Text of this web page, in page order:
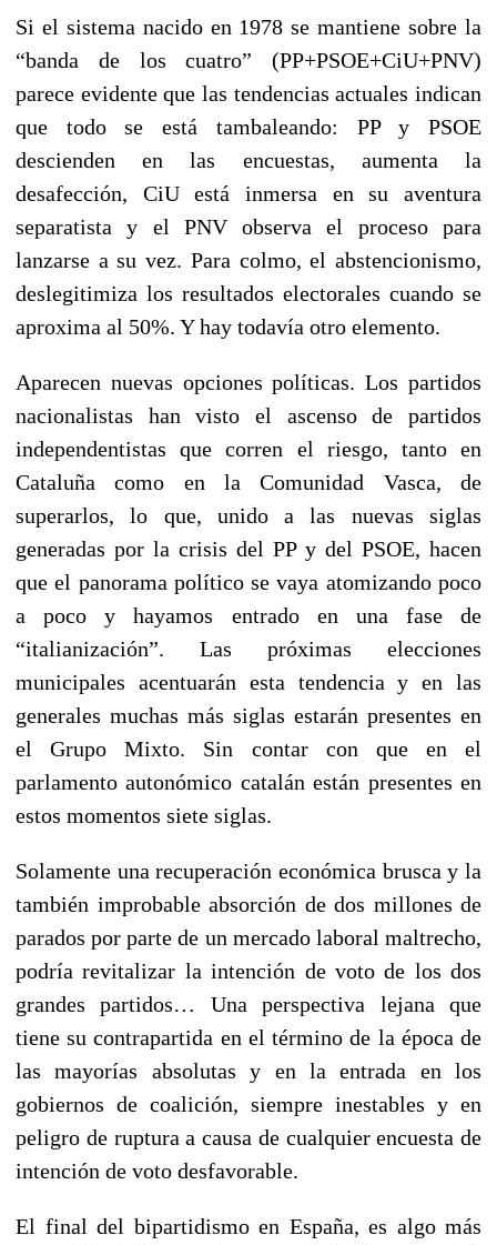
Si el sistema nacido en 1978 se mantiene sobre la
“banda de los cuatro” (PP+PSOE+CiU+PNV)
parece evidente que las tendencias actuales indican
que todo se está tambaleando: PP y PSOE
descienden en las encuestas, aumenta la
desafección, CiU está inmersa en su aventura
separatista y el PNV observa el proceso para
lanzarse a su vez. Para colmo, el abstencionismo,
deslegitimiza los resultados electorales cuando se
aproxima al 50%. Y hay todavía otro elemento.
Aparecen nuevas opciones políticas. Los partidos
nacionalistas han visto el ascenso de partidos
independentistas que corren el riesgo, tanto en
Cataluña como en la Comunidad Vasca, de
superarlos, lo que, unido a las nuevas siglas
generadas por la crisis del PP y del PSOE, hacen
que el panorama político se vaya atomizando poco
a poco y hayamos entrado en una fase de
“italianización”. Las próximas elecciones
municipales acentuarán esta tendencia y en las
generales muchas más siglas estarán presentes en
el Grupo Mixto. Sin contar con que en el
parlamento autonómico catalán están presentes en
estos momentos siete siglas.
Solamente una recuperación económica brusca y la
también improbable absorción de dos millones de
parados por parte de un mercado laboral maltrecho,
podría revitalizar la intención de voto de los dos
grandes partidos… Una perspectiva lejana que
tiene su contrapartida en el término de la época de
las mayorías absolutas y en la entrada en los
gobiernos de coalición, siempre inestables y en
peligro de ruptura a causa de cualquier encuesta de
intención de voto desfavorable.
El final del bipartidismo en España, es algo más